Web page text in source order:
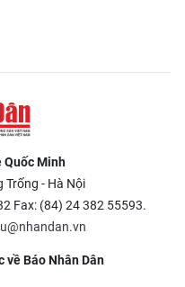
Quốc Minh
Trống - Hà Nội
Fax: (84) 24 382 55593.
Báo Nhân Dân